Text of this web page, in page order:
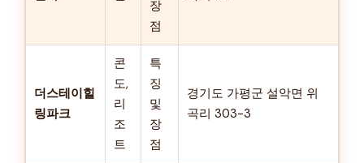
장
점
더스테이힐
링파크
콘
도,
리
조
트
특
징
및
장
점
경기도 가평군 설악면 위
곡리 303-3